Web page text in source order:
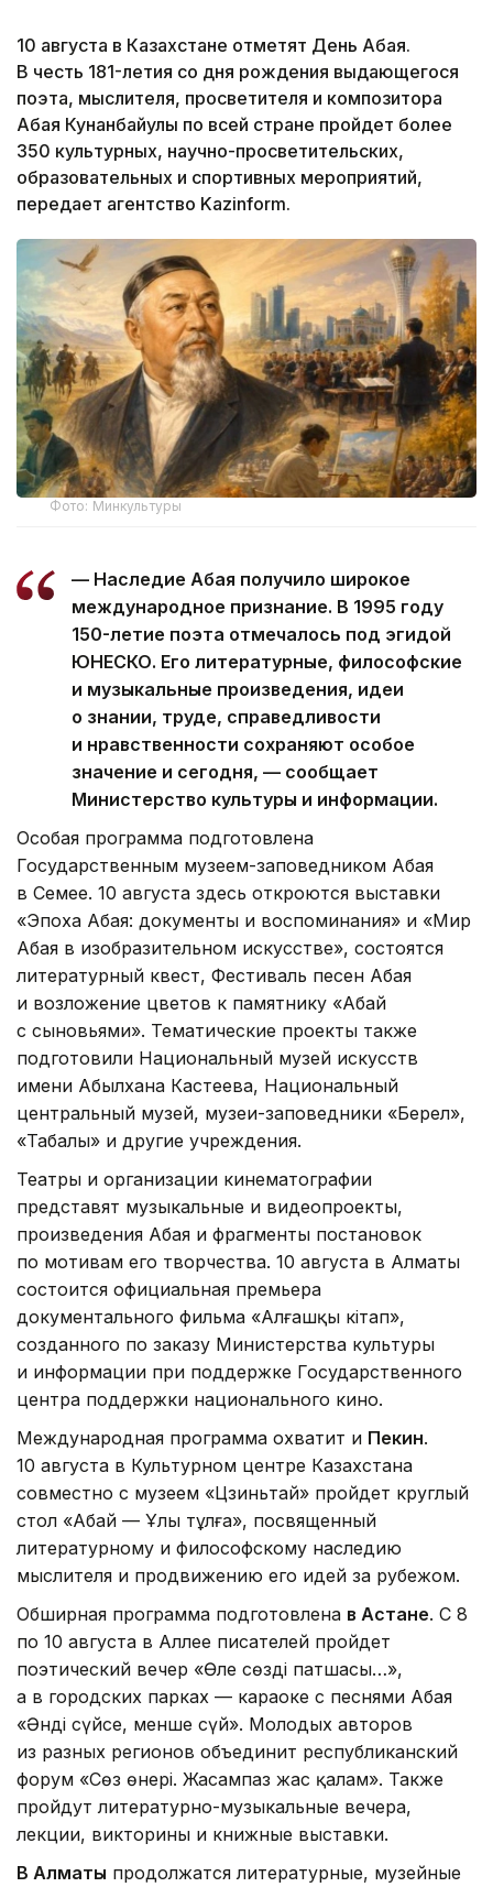
10 августа в Казахстане отметят День Абая.
В честь 181-летия со дня рождения выдающегося
поэта, мыслителя, просветителя и композитора
Абая Кунанбайулы по всей стране пройдет более
350 культурных, научно-просветительских,
образовательных и спортивных мероприятий,
передает агентство Kazinform.
Фото: Минкультуры
— Наследие Абая получило широкое
международное признание. В 1995 году
150-летие поэта отмечалось под эгидой
ЮНЕСКО. Его литературные, философские
и музыкальные произведения, идеи
о знании, труде, справедливости
и нравственности сохраняют особое
значение и сегодня, — сообщает
Министерство культуры и информации.
Особая программа подготовлена
Государственным музеем-заповедником Абая
в Семее. 10 августа здесь откроются выставки
«Эпоха Абая: документы и воспоминания» и «Мир
Абая в изобразительном искусстве», состоятся
литературный квест, Фестиваль песен Абая
и возложение цветов к памятнику «Абай
с сыновьями». Тематические проекты также
подготовили Национальный музей искусств
имени Абылхана Кастеева, Национальный
центральный музей, музеи-заповедники «Берел»,
«Таңбалы» и другие учреждения.
Театры и организации кинематографии
представят музыкальные и видеопроекты,
произведения Абая и фрагменты постановок
по мотивам его творчества. 10 августа в Алматы
состоится официальная премьера
документального фильма «Алғашқы кітап»,
созданного по заказу Министерства культуры
и информации при поддержке Государственного
центра поддержки национального кино.
Международная программа охватит и Пекин.
10 августа в Культурном центре Казахстана
совместно с музеем «Цзиньтай» пройдет круглый
стол «Абай — Ұлы тұлға», посвященный
литературному и философскому наследию
мыслителя и продвижению его идей за рубежом.
Обширная программа подготовлена в Астане. С 8
по 10 августа в Аллее писателей пройдет
поэтический вечер «Өлең сөздің патшасы…»,
а в городских парках — караоке с песнями Абая
«Әнді сүйсең, менше сүй». Молодых авторов
из разных регионов объединит республиканский
форум «Сөз өнері. Жасампаз жас қалам». Также
пройдут литературно-музыкальные вечера,
лекции, викторины и книжные выставки.
В Алматы продолжатся литературные, музейные